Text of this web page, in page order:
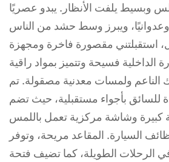
وبسيط يلفت الأنظار. يبدو عصريًا
استقبلتني مقصورة فاخرة ومجهزة
الداخلية فسيحة وتتميز بمواد راقية
الناعم ولمسات معدنية مصقولة. تم
للسائق بأجواء مستقبلية، حيث تضم
كبيرة وشاشة مركزية تعمل باللمس
السيارة. المقاعد مريحة، وتوفر
الرحلات الطويلة، كما تضيف فتحة